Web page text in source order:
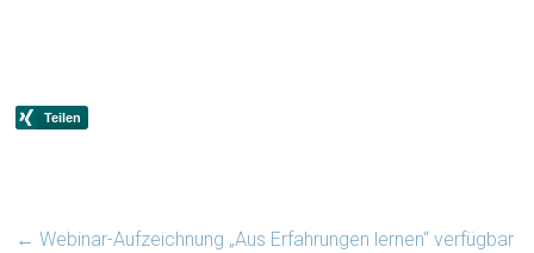
← Webinar-Aufzeichnung „Aus Erfahrungen lernen“ verfügbar